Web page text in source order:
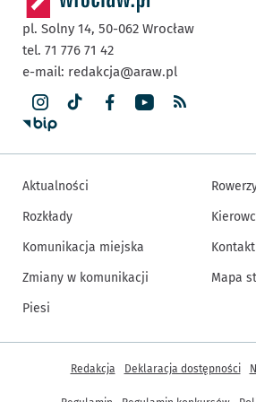
pl. Solny 14, 50-062 Wrocław
tel. 71 776 71 42
e-mail: redakcja@araw.pl
Aktualności
Rozkłady
Komunikacja miejska
Zmiany w komunikacji
Piesi
Kontakt
Mapa
Inne informacje
Redakcja Deklaracja dostępności